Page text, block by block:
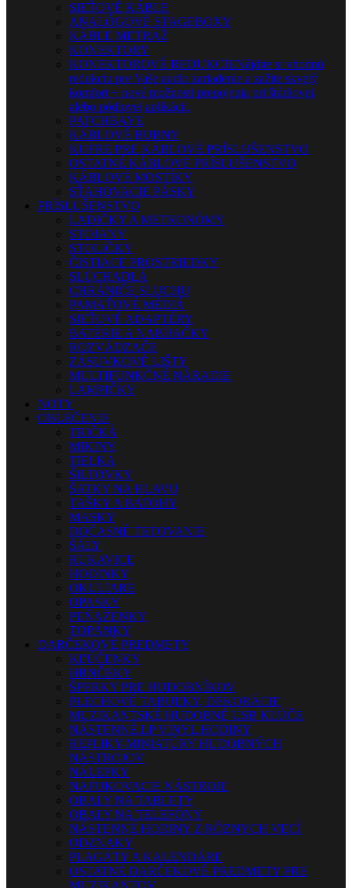
SIEŤOVÉ KÁBLE
ANALÓGOVÉ STAGEBOXY
KÁBLE METRÁŽ
KONEKTORY
KONEKTOROVÉ REDUKCIENájdite si vhodnú
redukciu pre Vaše audio zariadenie a zažite skvelý
komfort + nové možnosti prepojenia pri štúdiovej,
alebo pódiovej aplikácii.
PATCHBAYE
KÁBLOVÉ BUBNY
KUFRE PRE KÁBLOVÉ PRÍSLUŠENSTVO
OSTATNÉ KÁBLOVÉ PRÍSLUŠENSTVO
KÁBLOVÉ MOSTÍKY
SŤAHOVACIE PÁSKY
PRÍSLUŠENSTVO
LADIČKY A METRONÓMY
STOJANY
STOLIČKY
ČISTIACE PROSTRIEDKY
SLÚCHADLÁ
CHRÁNIČE SLUCHU
PAMÄŤOVÉ MÉDIÁ
SIEŤOVÉ ADAPTÉRY
BATÉRIE A NABÍJAČKY
ROZVÁDZAČE
ZÁSUVKOVÉ LIŠTY
MULTIFUNKČNÉ NÁRADIE
LAMPIČKY
NOTY
OBLEČENIE
TRIČKÁ
MIKINY
TIELKA
ŠILTOVKY
ŠATKY NA HLAVU
TAŠKY A BATOHY
MASKY
DOČASNÉ TETOVANIE
ŠÁLY
RUKAVICE
HODINKY
OKULIARE
OPASKY
PEŇAŽENKY
TOPÁNKY
DARČEKOVÉ PREDMETY
KĽÚČENKY
HRNČEKY
ŠPERKY PRE HUDOBNÍKOV
PLECHOVÉ TABUĽKY, DEKORÁCIE
MUZIKANTSKÉ HUDOBNÉ USB KĽÚČE
NÁSTENNÉ LP VINYL HODINY
REPLIKY-MINIATÚRY HUDOBNÝCH
NÁSTROJOV
NÁLEPKY
NAFUKOVACIE NÁSTROJE
OBALY NA TABLETY
OBALY NA TELEFÓNY
NÁSTENNÉ HODINY Z RÔZNYCH VECÍ
ODZNAKY
PLAGÁTY A KALENDÁRE
OSTATNÉ DARČEKOVÉ PREDMETY PRE
MUZIKANTOV